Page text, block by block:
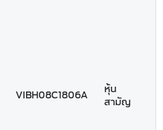
VIBH08C1806A
หุ้น
สามัญ